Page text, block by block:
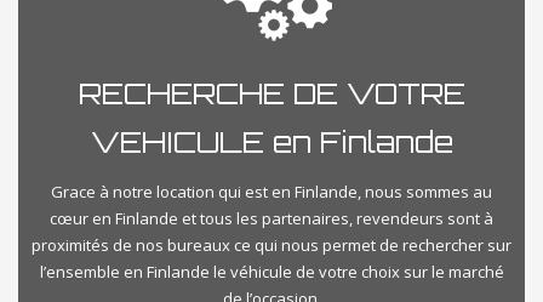
RECHERCHE DE VOTRE
VEHICULE en Finlande
Grace à notre location qui est en Finlande, nous sommes au
cœur en Finlande et tous les partenaires, revendeurs sont à
proximités de nos bureaux ce qui nous permet de rechercher sur
l’ensemble en Finlande le véhicule de votre choix sur le marché